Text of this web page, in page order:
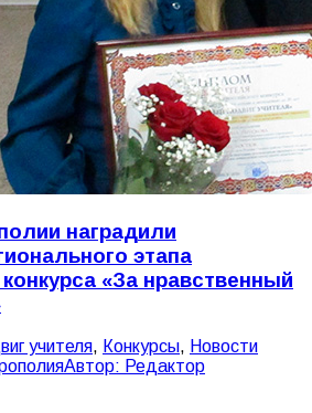
наградили
этапа
«За нравственный
учителя, Конкурсы, Новости
Автор: Редактор